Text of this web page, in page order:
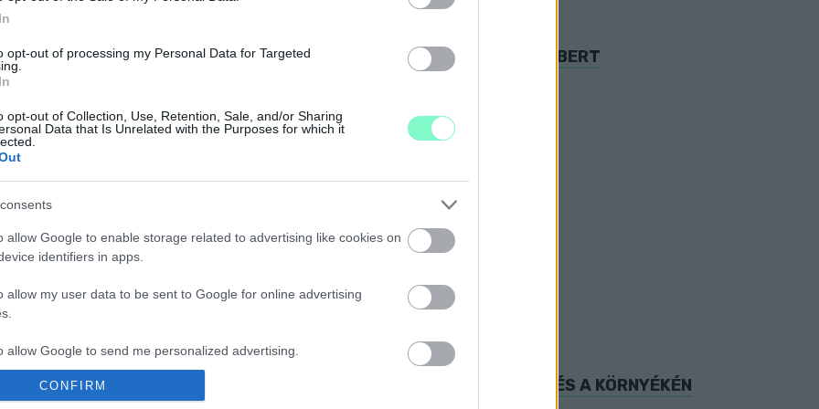
opt-out of processing my Personal Data for Targeted
opt-out of Collection, Use, Retention, Sale, and/or Sharing
Data that Is Unrelated with the Purposes for which it
allow Google to enable storage related to advertising like cookies on
identifiers in apps.
allow my user data to be sent to Google for online advertising
allow Google to send me personalized advertising.
allow Google to enable storage related to analytics like cookies on
CONFIRM
jelentkezést a szervezők.
A LEGENDÁS SZOMBATHELYI TRIATLON VERSENYT, A VASI VASEMBERT
HAWAII LESZ
KELL SZÁMÍTANI MOST SZOMBATON SZOMBATHELYEN ÉS A KÖRNYÉKÉN